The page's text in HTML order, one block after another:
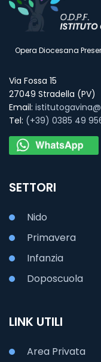
Opera Diocesana
Via Fossa 15
27049 Stradella (PV)
Email:
Tel: (+39) 0385 49
SETTORI
Nido
Primavera
Infanzia
Doposcuola
LINK UTILI
Area Privata